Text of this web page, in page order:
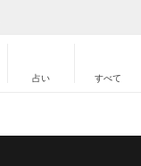
占い すべて